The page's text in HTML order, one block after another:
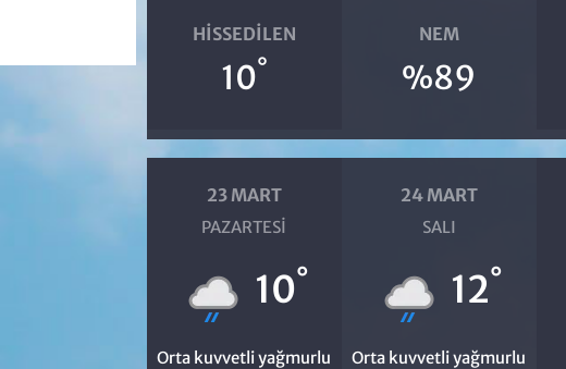
HISSEDILEN
10°
NEM
%89
23 MART
PAZARTESI
10°
Orta kuvvetli yağmurlu
24 MART
SALI
12°
Orta kuvvetli yağmurlu